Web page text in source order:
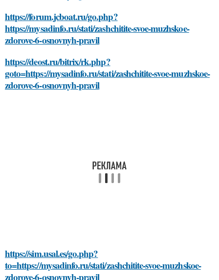
https://forum.jcboat.ru/go.php?
https://mysadinfo.ru/stati/zashchitite-svoe-muzhskoe-
zdorove-6-osnovnyh-pravil
https://deost.ru/bitrix/rk.php?
goto=https://mysadinfo.ru/stati/zashchitite-svoe-muzhskoe-
zdorove-6-osnovnyh-pravil
https://sim.usal.es/go.php?
to=https://mysadinfo.ru/stati/zashchitite-svoe-muzhskoe-
zdorove-6-osnovnyh-pravil